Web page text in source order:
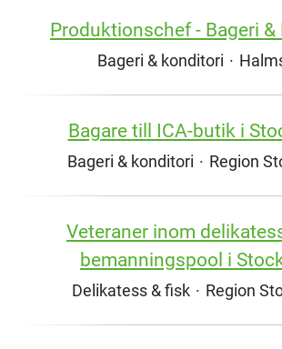
Produktionschef - Bageri &
Bageri & konditori ·
Bagare till ICA-butik i
Bageri & konditori · Region
Veteraner inom
bemanningspool i
Delikatess & fisk · Region